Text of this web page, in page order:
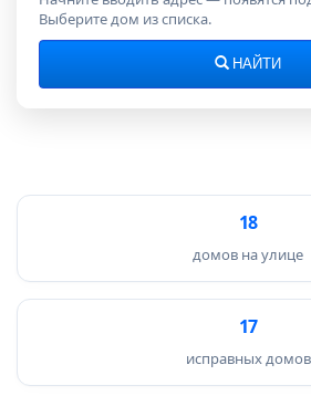
Выберите дом из списка.
НАЙТИ
18
домов на улице
17
исправных домов